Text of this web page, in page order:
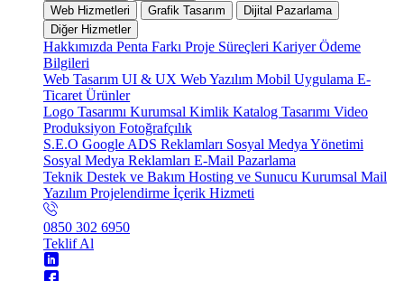
Web Hizmetleri Grafik Tasarım
Dijital Pazarlama
Diğer Hizmetler
Hakkımızda Penta Farkı Proje Süreçleri KariyerÖdeme
Bilgileri
Web Tasarım UI & UX Web Yazılım Mobil Uygulama E-
Ticaret Ürünler
Logo Tasarımı Kurumsal Kimlik Katalog Tasarımı Video
Produksiyon Fotoğrafçılık
S.E.O Google ADS Reklamları Sosyal Medya Yönetimi
Sosyal Medya Reklamları E-Mail Pazarlama
Teknik Destek ve Bakım Hosting ve Sunucu Kurumsal Mail
Yazılım Projelendirme İçerik Hizmeti
0850 302 6950
Teklif Al